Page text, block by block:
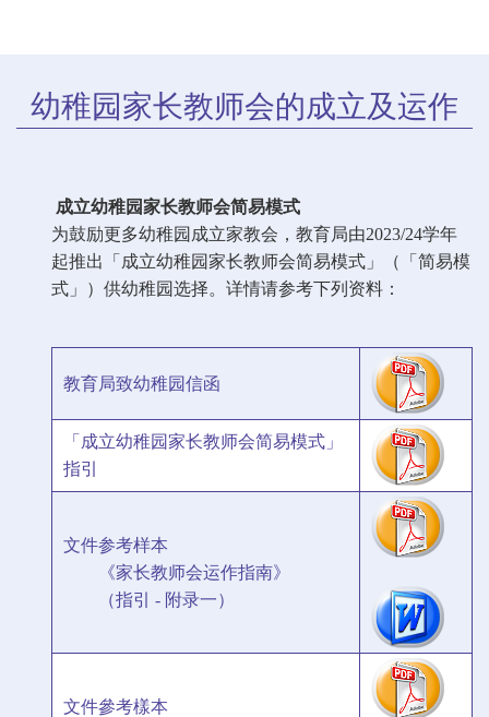
幼稚园家长教师会的成立及运作
成立幼稚园家长教师会简易模式
为鼓励更多幼稚园成立家教会，教育局由2023/24学年
起推出「成立幼稚园家长教师会简易模式」（「简易模
式」）供幼稚园选择。详情请参考下列资料：
教育局致幼稚园信函
「成立幼稚园家长教师会简易模式」
指引
文件参考样本
《家长教师会运作指南》
（指引 - 附录一）
文件參考樣本